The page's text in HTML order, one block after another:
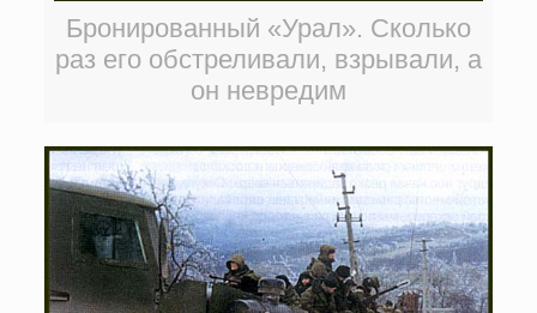
Бронированный «Урал». Сколько
раз его обстреливали, взрывали, а
он невредим